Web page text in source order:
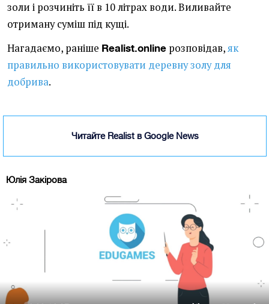
золи і розчиніть її в 10 літрах води. Виливайте
отриману суміш під кущі.
Нагадаємо, раніше Realist.online розповідав,як
правильно використовувати деревну золу для
добрива.
Читайте Realist в Google News
Юлія Закірова